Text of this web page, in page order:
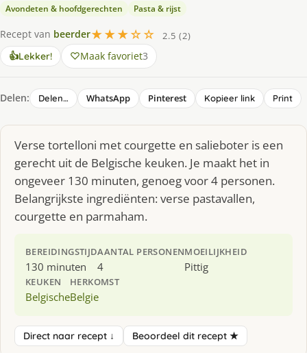
Avondeten & hoofdgerechten Pasta & rijst
Recept van beerder★★★☆☆
2.5 (2)
👍Lekker! Maak favoriet3
Delen: Delen… WhatsApp Pinterest Kopieer link Print
Verse tortelloni met courgette en salieboter is een
gerecht uit de Belgische keuken. Je maakt het in
ongeveer 130 minuten, genoeg voor 4 personen.
Belangrijkste ingrediënten: verse pastavallen,
courgette en parmaham.
BEREIDINGSTIJD
130 minuten
AANTAL PERSONEN
4
MOEILIJKHEID
Pittig
KEUKEN
Belgische
HERKOMST
Belgie
Direct naar recept ↓ Beoordeel dit recept ★